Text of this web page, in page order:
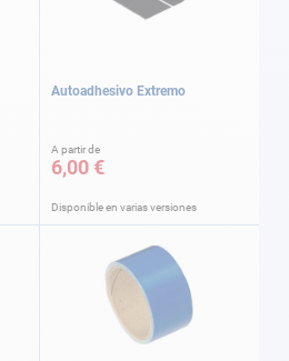
Autoadhesivo Extremo
A partir de
6,00 €
Disponible en varias versiones